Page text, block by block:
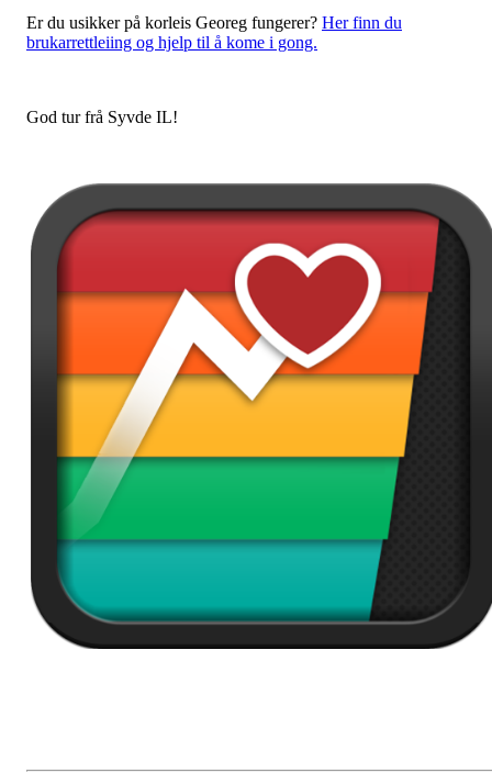
Er du usikker på korleis Georeg fungerer? Her finn du
brukarrettleiing og hjelp til å kome i gong.
God tur frå Syvde IL!